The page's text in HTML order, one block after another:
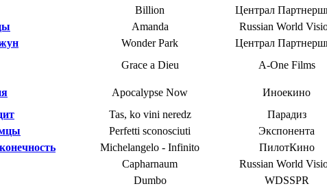
Billion Централ
Amanda Russian World
Wonder Park Централ
Grace a Dieu A-One Films
Apocalypse Now Иноекино
Tas, ko vini neredz Парадиз
Perfetti sconosciuti Экспонента
Michelangelo - Infinito ПилотКино
Capharnaum Russian World
Dumbo WDSSPR